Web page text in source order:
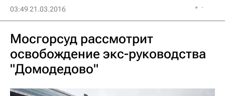
03:49 21.03.2016
Мосгорсуд рассмотрит
освобождение экс-руководства
"Домодедово"